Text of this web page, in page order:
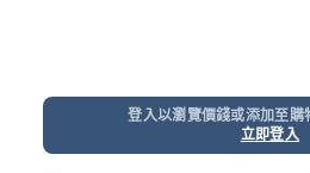
登入以瀏覽價錢或添加至購
立即登入